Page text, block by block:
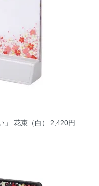
」 花束（白）
2,420円